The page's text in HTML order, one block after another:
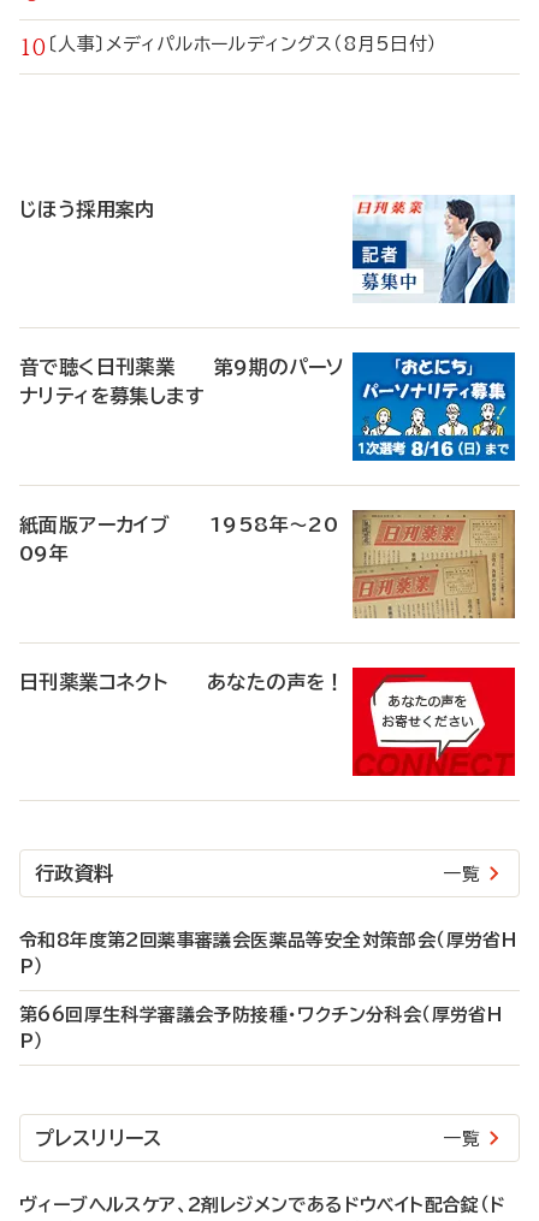
〔人事〕メディパルホールディングス（8月5日付）
じほう採用案内
音で聴く日刊薬業 第9期のパーソ
ナリティを募集します
紙面版アーカイブ 1958年～20
09年
日刊薬業コネクト あなたの声を！
行政資料 一覧
令和8年度第2回薬事審議会医薬品等安全対策部会（厚労省H
P）
第66回厚生科学審議会予防接種・ワクチン分科会（厚労省H
P）
プレスリリース 一覧
ヴィーブヘルスケア、2剤レジメンであるドウベイト配合錠（ド